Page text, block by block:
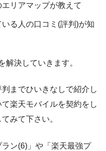
リアマップが教えて
る人の口コミ(評判)が知
解決していきます。
までひいきなしで紹介し
楽天モバイルを契約をし
みて下さい。
ン(6)」や「楽天最強プ